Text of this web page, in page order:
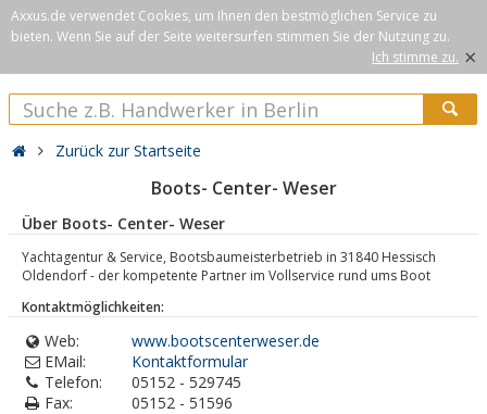
Axxus.de verwendet Cookies, um Ihnen den bestmöglichen Service zu
bieten. Wenn Sie auf der Seite weitersurfen stimmen Sie der Nutzung zu.
Ich stimme zu. ×
Zurück zur Startseite
Boots- Center- Weser
Über Boots- Center- Weser
Yachtagentur & Service, Bootsbaumeisterbetrieb in 31840 Hessisch
Oldendorf - der kompetente Partner im Vollservice rund ums Boot
Kontaktmöglichkeiten:
Web:
www.bootscenterweser.de
EMail:
Kontaktformular
Telefon:
05152 - 529745
Fax:
05152 - 51596